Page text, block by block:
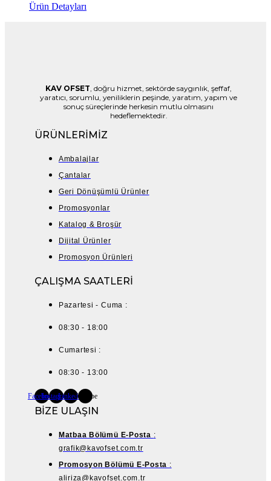
Ürün Detayları
KAV OFSET , doğru hizmet, sektörde saygınlık, şeffaf,
yaratıcı, sorumlu, yeniliklerin peşinde, yaratım, yapım ve
sonuç süreçlerinde herkesin mutlu olmasını
hedeflemektedir.
ÜRÜNLERİMİZ
Ambalajlar
Çantalar
Geri Dönüşümlü Ürünler
Promosyonlar
Katalog & Broşür
Dijital Ürünler
Promosyon Ürünleri
ÇALIŞMA SAATLERİ
Pazartesi - Cuma :
08:30 - 18:00
Cumartesi :
08:30 - 13:00
FacebookInstagram
LinkedinYoutube
BİZE ULAŞIN
Matbaa Bölümü E-Posta :
grafik@kavofset.com.tr
Promosyon Bölümü E-Posta :
aliriza@kavofset.com.tr